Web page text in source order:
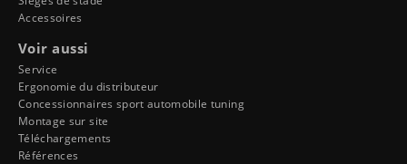
Accessoires
Voir aussi
Service
Ergonomie du distributeur
Concessionnaires sport automobile tuning
Montage sur site
Téléchargements
Références